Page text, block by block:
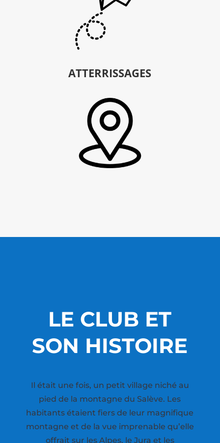
ATTERRISSAGES
LE CLUB ET
SON HISTOIRE
Il était une fois, un petit village niché au
pied de la montagne du Salève. Les
habitants étaient fiers de leur magnifique
montagne et de la vue imprenable qu’elle
offrait sur les Alpes, le Jura et les